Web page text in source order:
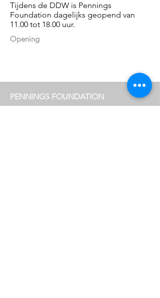
Tijdens de DDW is Pennings
Foundation dagelijks geopend van
11.00 tot 18.00 uur.
Opening
PENNINGS FOUNDATION